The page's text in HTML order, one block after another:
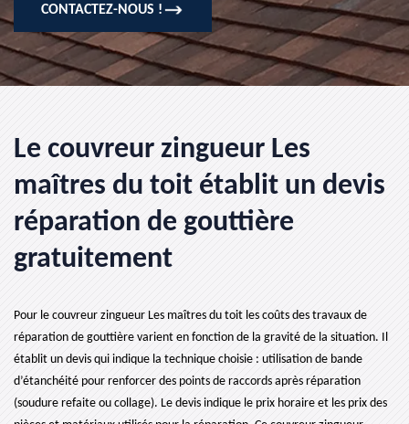
CONTACTEZ-NOUS !
Le couvreur zingueur Les
maîtres du toit établit un devis
réparation de gouttière
gratuitement
Pour le couvreur zingueur Les maîtres du toit les coûts des travaux de
réparation de gouttière varient en fonction de la gravité de la situation. Il
établit un devis qui indique la technique choisie : utilisation de bande
d’étanchéité pour renforcer des points de raccords après réparation
(soudure refaite ou collage). Le devis indique le prix horaire et les prix des